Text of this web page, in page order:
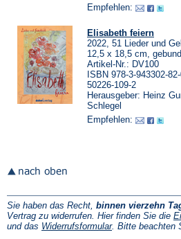
Empfehlen:
Elisabeth feiern
2022, 51 Lieder und
12,5 x 18,5 cm,
Artikel-Nr.: DV100
ISBN 978-3-943302-
50226-109-2
Herausgeber: Heinz
Schlegel
Empfehlen:
Sie haben das Recht, binnen vierzehn
Vertrag zu widerrufen. Hier finden Sie die
und das Widerrufsformular(Öffnet
. Bitte beachten